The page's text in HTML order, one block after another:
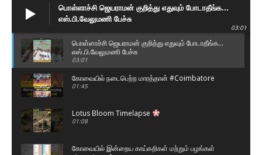
பொள்ளாச்சி ஜெயராமன் குறித்து எதுவும் போடாதீங்க...
எஸ்.பி.வேலுமணி பேச்சு
03:01
பொள்ளாச்சி ஜெயராமன் குறித்து எதுவும் போடாதீங்க...
எஸ்.பி.வேலுமணி பேச்சு
03:01
கோவையில் நடைபெற்ற மாரத்தான் #Coimbatore
01:45
Lotus Bloom Timelapse
01:08
கோவையில் இன்றைய காய்கறிகள் மற்றும் பழங்கள்